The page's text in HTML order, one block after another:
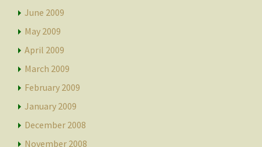
June 2009
May 2009
April 2009
March 2009
February 2009
January 2009
December 2008
November 2008